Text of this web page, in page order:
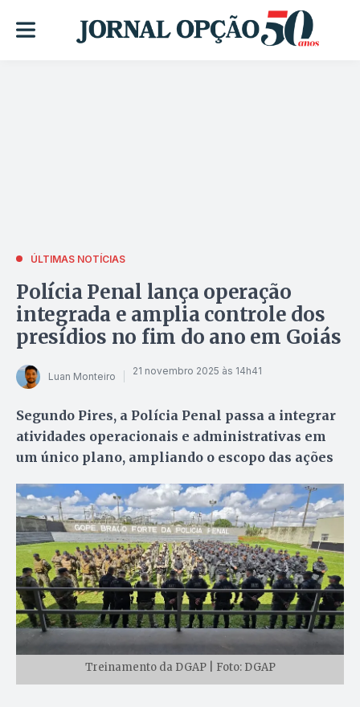
ÚLTIMAS NOTÍCIAS
Polícia Penal lança operação
integrada e amplia controle dos
presídios no fim do ano em Goiás
Luan Monteiro 21 novembro 2025 às 14h41
Segundo Pires, a Polícia Penal passa a integrar
atividades operacionais e administrativas em
um único plano, ampliando o escopo das ações
Treinamento da DGAP | Foto: DGAP